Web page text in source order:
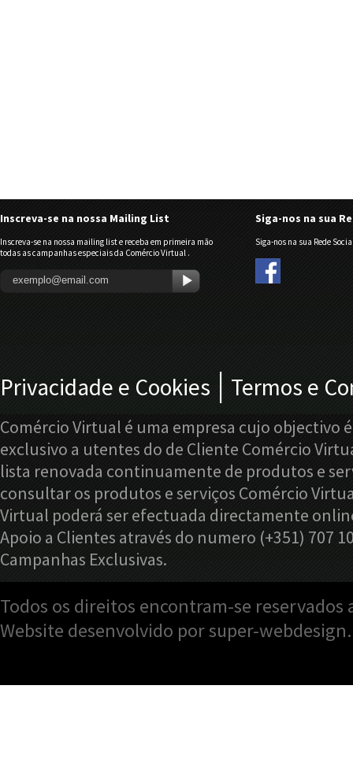
Inscreva-se na nossa Mailing List
Inscreva-se na nossa mailing list e receba em primeira mão
todas as campanhas especiais da Comércio Virtual .
Siga-nos na sua
Siga-nos na sua Rede
Privacidade e Cookies | Termos e
Comércio Virtual é uma empresa cujo objectivo
exclusivo a utentes do de Cliente Comércio
lista renovada continuamente de produtos e
consultar os produtos e serviços Comércio
Virtual poderá ser efectuada directamente
Apoio a Clientes através do numero (+351) 707
Campanhas Exclusivas.
Todos os direitos encontram-se
Website desenvolvido por super-